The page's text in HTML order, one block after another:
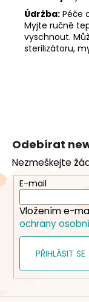
Údržba: Péče
Myjte ručně
vyschnout.
sterilizátoru,
a
t
Odebírat
Nezmeškejte
E-mail
Vložením e-
ochrany
PŘIHLÁSIT SE